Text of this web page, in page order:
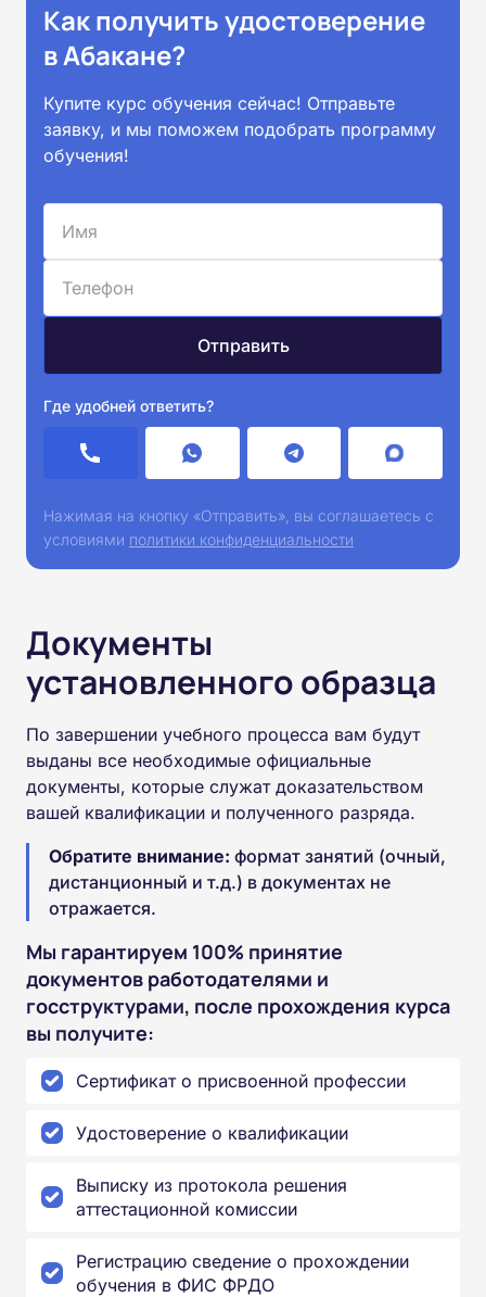
Как получить удостоверение
в Абакане?
Купите курс обучения сейчас! Отправьте
заявку, и мы поможем подобрать программу
обучения!
Где удобней ответить?
Нажимая на кнопку «Отправить», вы соглашаетесь с
условиями политики конфиденциальности
Документы
установленного образца
По завершении учебного процесса вам будут
выданы все необходимые официальные
документы, которые служат доказательством
вашей квалификации и полученного разряда.
Обратите внимание: формат занятий (очный,
дистанционный и т.д.) в документах не
отражается.
Мы гарантируем 100% принятие
документов работодателями и
госструктурами, после прохождения курса
вы получите:
Сертификат о присвоенной профессии
Удостоверение о квалификации
Выписку из протокола решения
аттестационной комиссии
Регистрацию сведение о прохождении
обучения в ФИС ФРДО